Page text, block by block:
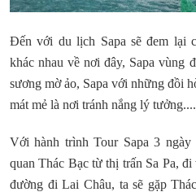
Đến với du lịch Sapa sẽ đem lại
khác nhau về nơi đây, Sapa vùng
sương mờ ảo, Sapa với những đồi
mát mẻ là nơi tránh nắng lý tưởng....
Với hành trình Tour Sapa 3 ngày
quan Thác Bạc từ thị trấn Sa Pa,
đường đi Lai Châu, ta sẽ gặp